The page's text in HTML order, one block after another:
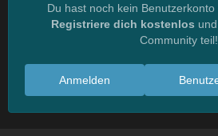
Du hast noch kein
Registriere dich kostenlos
Community teil!
Anmelden